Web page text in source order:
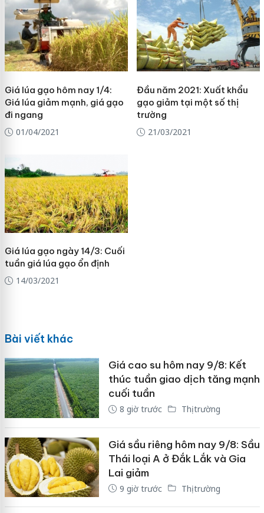
Giá lúa gạo hôm nay 1/4:
Giá lúa giảm mạnh, giá gạo
đi ngang
01/04/2021
Đầu năm 2021: Xuất khẩu
gạo giảm tại một số thị
trường
21/03/2021
Giá lúa gạo ngày 14/3: Cuối
tuần giá lúa gạo ổn định
14/03/2021
Bài viết khác
Giá cao su hôm nay 9/8: Kết
thúc tuần giao dịch tăng mạnh
cuối tuần
8 giờ trước Thị trường
Giá sầu riêng hôm nay 9/8: Sầu
Thái loại A ở Đắk Lắk và Gia
Lai giảm
9 giờ trước Thị trường